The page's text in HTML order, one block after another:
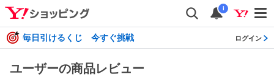
i
毎日引けるくじ 今すぐ挑戦 ログイン
ユーザーの商品レビュー